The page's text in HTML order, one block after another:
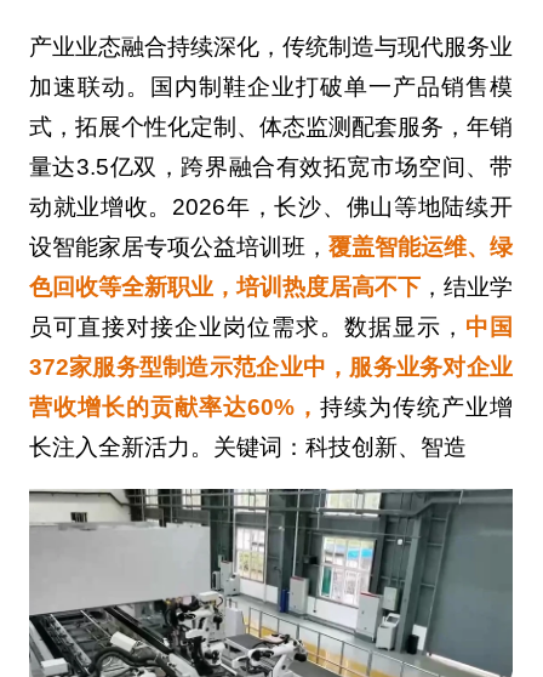
产业业态融合持续深化，传统制造与现代服务业
加速联动。国内制鞋企业打破单一产品销售模
式，拓展个性化定制、体态监测配套服务，年销
量达3.5亿双，跨界融合有效拓宽市场空间、带
动就业增收。2026年，长沙、佛山等地陆续开
设智能家居专项公益培训班， 覆盖智能运维、绿
色回收等全新职业，培训热度居高不下，结业学
员可直接对接企业岗位需求。数据显示， 中国
372家服务型制造示范企业中，服务业务对企业
营收增长的贡献率达60%， 持续为传统产业增
长注入全新活力。关键词：科技创新、智造